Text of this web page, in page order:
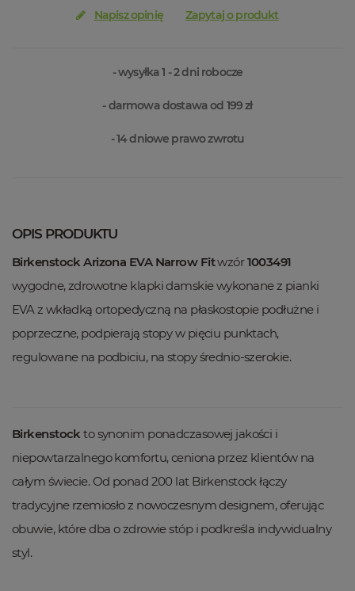
Napisz opinię Zapytaj o produkt
- wysyłka 1 - 2 dni robocze
- darmowa dostawa od 199 zł
- 14 dniowe prawo zwrotu
OPIS PRODUKTU
Birkenstock Arizona EVA Narrow Fitwzór1003491
wygodne, zdrowotne klapki damskie wykonane z pianki
EVA z wkładką ortopedyczną na płaskostopie podłużne i
poprzeczne, podpierają stopy w pięciu punktach,
regulowane na podbiciu, na stopy średnio-szerokie.
Birkenstock to synonim ponadczasowej jakości i
niepowtarzalnego komfortu, ceniona przez klientów na
całym świecie. Od ponad 200 lat Birkenstock łączy
tradycyjne rzemiosło z nowoczesnym designem, oferując
obuwie, które dba o zdrowie stóp i podkreśla indywidualny
styl.